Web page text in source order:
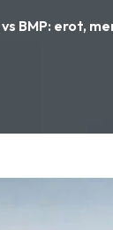
vs BMP: erot,